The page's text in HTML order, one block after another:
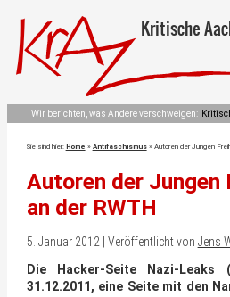
Kritische
Wir berichten, was Andere verschweigen:
Sie sind hier: Home » Antifaschismus» Autoren der Jungen
Autoren der Jungen
an der RWTH
5. Januar 2012 | Veröffentlicht von Jens
Die Hacker-Seite Nazi-
31.12.2011, eine Seite mit den